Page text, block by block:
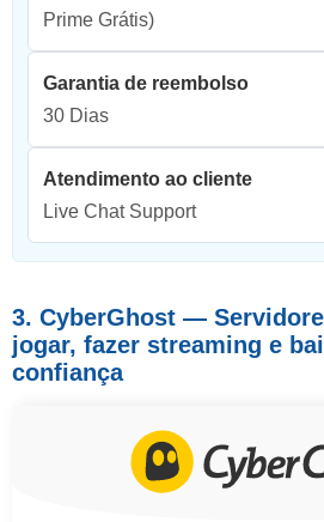
Prime Grátis)
Garantia de reembolso
30 Dias
Atendimento ao cliente
Live Chat Support
3. CyberGhost —
jogar, fazer streaming e
confiança